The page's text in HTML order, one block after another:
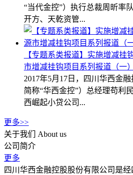
“当代金控”）执行总裁周昕率
开方、天乾资管...
【专题系类报道】实施增减
市增减挂钩项目系列报道（一）
2017年5月17日，四川华西金
简称“华西金控”）总经理苟利
西崛起小贷公司...
更多>>
关于我们
About us
公司简介
更多
四川华西金融控股股份有限公司是